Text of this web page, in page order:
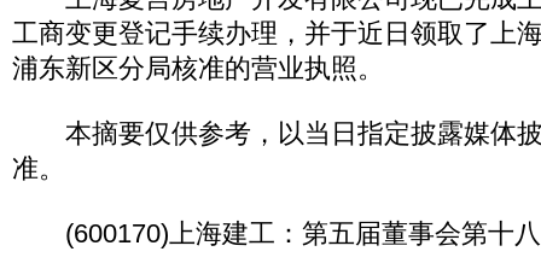
工商变更登记手续办理，并于近日领取了上
浦东新区分局核准的营业执照。
本摘要仅供参考，以当日指定披露媒体
准。
(600170)上海建工：第五届董事会第十八